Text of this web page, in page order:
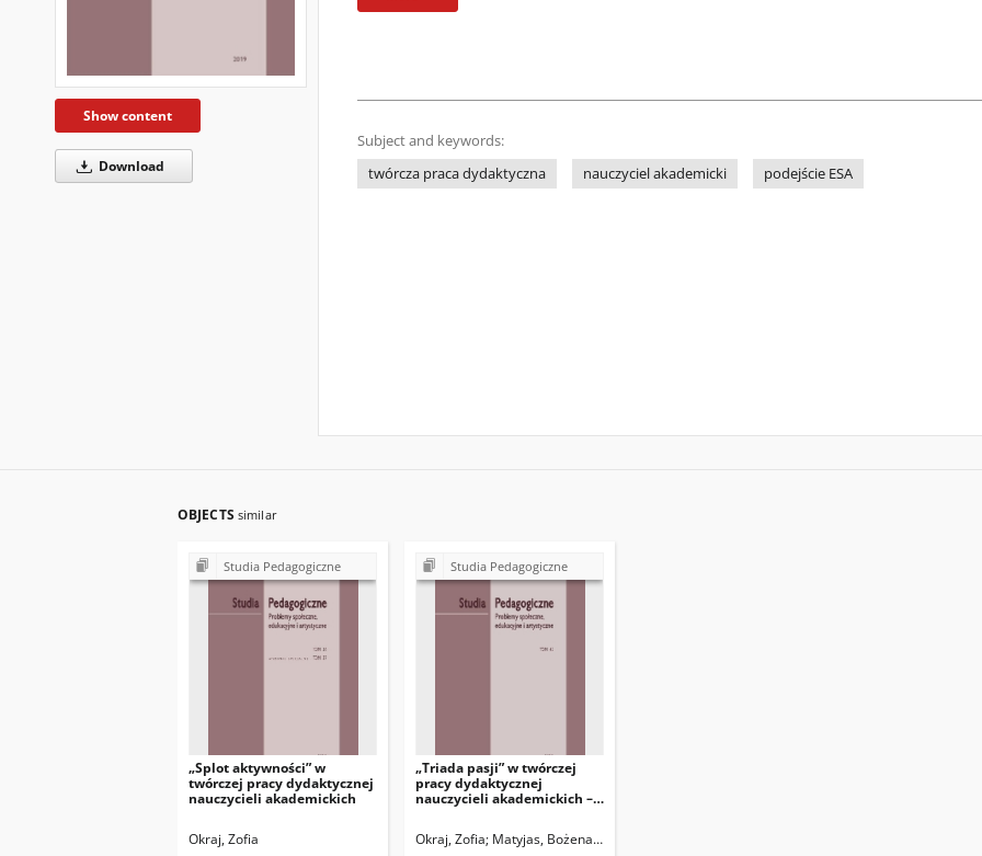
Show content
Download
Subject and keywords:
twórcza praca dydaktyczna
nauczyciel akademicki podejście ESA
OBJECTS similar
Studia Pedagogiczne
„Splot aktywności” w
twórczej pracy dydaktycznej
nauczycieli akademickich
Okraj, Zofia
Studia Pedagogiczne
„Triada pasji” w twórczej
pracy dydaktycznej
nauczycieli akademickich –
Okraj, Zofia Matyjas, Bożena. Red.